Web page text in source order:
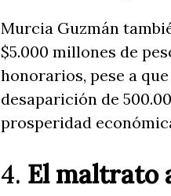
Murcia Guzmán
$5.000 millones de
honorarios, pese a
desaparición de
prosperidad
4. El maltrato